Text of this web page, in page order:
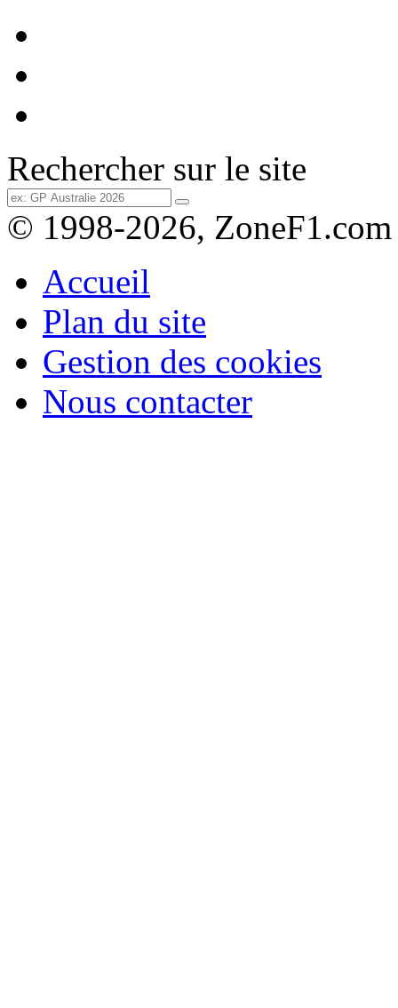
Rechercher sur le site
© 1998-2026, ZoneF1.com
Accueil
Plan du site
Gestion des cookies
Nous contacter